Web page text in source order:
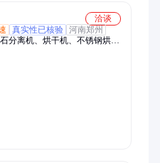
洽谈
真实性已核验 河南郑州
分离机、烘干机、不锈钢烘干
石分离设备、破碎机、移动破
机